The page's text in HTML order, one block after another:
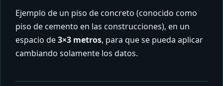
Ejemplo de un piso de concreto (conocido como
piso de cemento en las construcciones), en un
espacio de3×3 metros, para que se pueda aplicar
cambiando solamente los datos.